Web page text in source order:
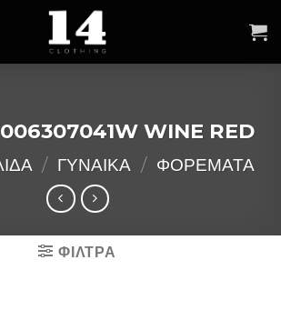
WINE RED
/ ΓΥΝΑΙΚΑ / ΦΟΡΕΜΑΤΑ
ΦΙΛΤΡΑ